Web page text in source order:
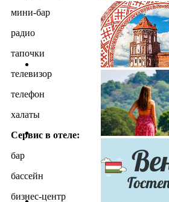
мини-бар
радио
тапочки
телевизор
телефон
халаты
Сервис в отеле:
бар
бассейн
бизнес-центр